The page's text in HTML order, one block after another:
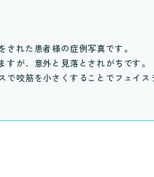
れた患者様の症例写真です。
が、意外と見落とされがちです。
咬筋を小さくすることでフェイス